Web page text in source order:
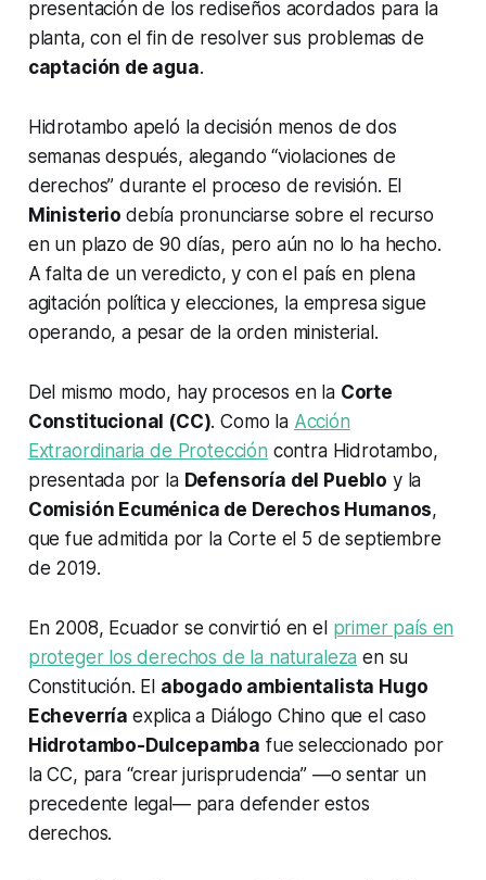
presentación de los rediseños acordados para la
planta, con el fin de resolver sus problemas de
captación de agua.
Hidrotambo apeló la decisión menos de dos
semanas después, alegando “violaciones de
derechos” durante el proceso de revisión. El
Ministerio debía pronunciarse sobre el recurso
en un plazo de 90 días, pero aún no lo ha hecho.
A falta de un veredicto, y con el país en plena
agitación política y elecciones, la empresa sigue
operando, a pesar de la orden ministerial.
Del mismo modo, hay procesos en la Corte
Constitucional (CC). Como la Acción
Extraordinaria de Protección contra Hidrotambo,
presentada por la Defensoría del Pueblo y la
Comisión Ecuménica de Derechos Humanos,
que fue admitida por la Corte el 5 de septiembre
de 2019.
En 2008, Ecuador se convirtió en el primer país en
proteger los derechos de la naturaleza en su
Constitución. El abogado ambientalista Hugo
Echeverría explica a Diálogo Chino que el caso
Hidrotambo-Dulcepamba fue seleccionado por
la CC, para “crear jurisprudencia” ―o sentar un
precedente legal― para defender estos
derechos.